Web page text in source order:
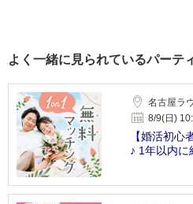
よく一緒に見られているパーテ
名古屋ラ
8/9(日)
【婚活初心
♪ 1年以内に